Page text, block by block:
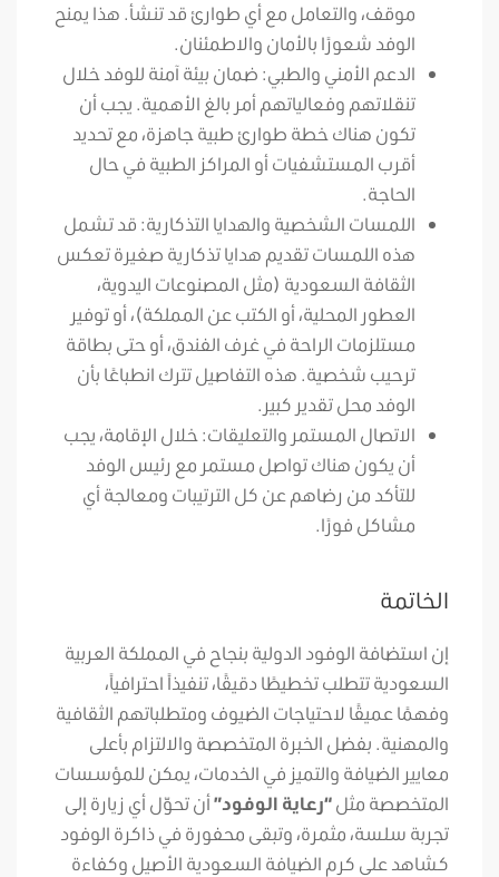
موقف، والتعامل مع أي طوارئ قد تنشأ. هذا يمنح
الوفد شعورًا بالأمان والاطمئنان.
الدعم الأمني والطبي: ضمان بيئة آمنة للوفد خلال
تنقلاتهم وفعالياتهم أمر بالغ الأهمية. يجب أن
تكون هناك خطة طوارئ طبية جاهزة، مع تحديد
أقرب المستشفيات أو المراكز الطبية في حال
الحاجة.
اللمسات الشخصية والهدايا التذكارية: قد تشمل
هذه اللمسات تقديم هدايا تذكارية صغيرة تعكس
الثقافة السعودية (مثل المصنوعات اليدوية،
العطور المحلية، أو الكتب عن المملكة)، أو توفير
مستلزمات الراحة في غرف الفندق، أو حتى بطاقة
ترحيب شخصية. هذه التفاصيل تترك انطباعًا بأن
الوفد محل تقدير كبير.
الاتصال المستمر والتعليقات: خلال الإقامة، يجب
أن يكون هناك تواصل مستمر مع رئيس الوفد
للتأكد من رضاهم عن كل الترتيبات ومعالجة أي
مشاكل فورًا.
الخاتمة
إن استضافة الوفود الدولية بنجاح في المملكة العربية
السعودية تتطلب تخطيطًا دقيقًا، تنفيذاً احترافياً،
وفهمًا عميقًا لاحتياجات الضيوف ومتطلباتهم الثقافية
والمهنية. بفضل الخبرة المتخصصة والالتزام بأعلى
معايير الضيافة والتميز في الخدمات، يمكن للمؤسسات
المتخصصة مثل“رعاية الوفود”أن تحوّل أي زيارة إلى
تجربة سلسة، مثمرة، وتبقى محفورة في ذاكرة الوفود
كشاهد على كرم الضيافة السعودية الأصيل وكفاءة